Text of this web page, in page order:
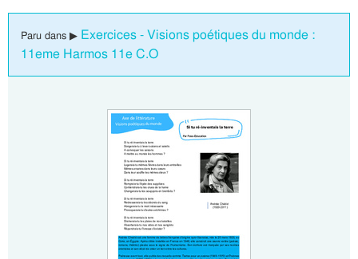
Paru dans ▶ Exercices - Visions poétiques du monde :
11eme Harmos 11e C.O